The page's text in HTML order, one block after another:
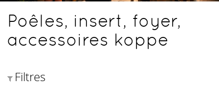
Poêles, insert, foyer,
accessoires koppe
Filtres